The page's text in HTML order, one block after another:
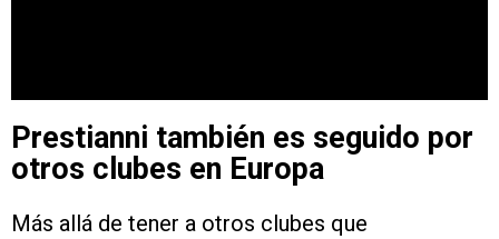
Prestianni también es seguido por
otros clubes en Europa
Más allá de tener a otros clubes que